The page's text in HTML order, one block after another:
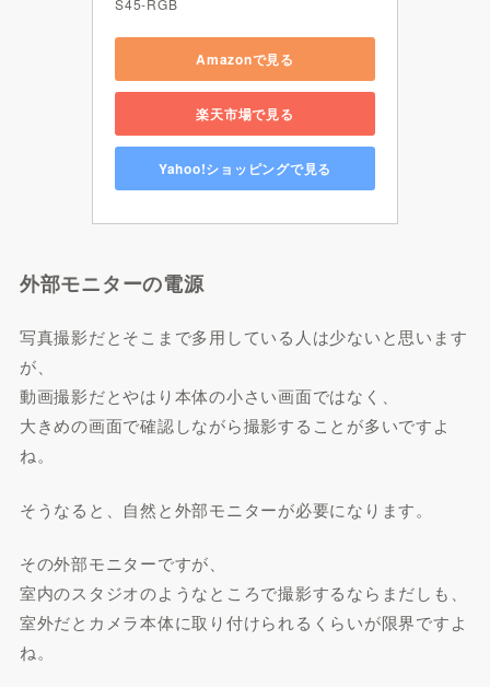
S45-RGB
Amazonで見る
楽天市場で見る
Yahoo!ショッピングで見る
外部モニターの電源
写真撮影だとそこまで多用している人は少ないと思います
が、
動画撮影だとやはり本体の小さい画面ではなく、
大きめの画面で確認しながら撮影することが多いですよ
ね。
そうなると、自然と外部モニターが必要になります。
その外部モニターですが、
室内のスタジオのようなところで撮影するならまだしも、
室外だとカメラ本体に取り付けられるくらいが限界ですよ
ね。